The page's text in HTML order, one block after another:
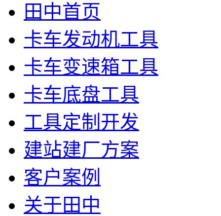
田中首页
卡车发动机工具
卡车变速箱工具
卡车底盘工具
工具定制开发
建站建厂方案
客户案例
关于田中